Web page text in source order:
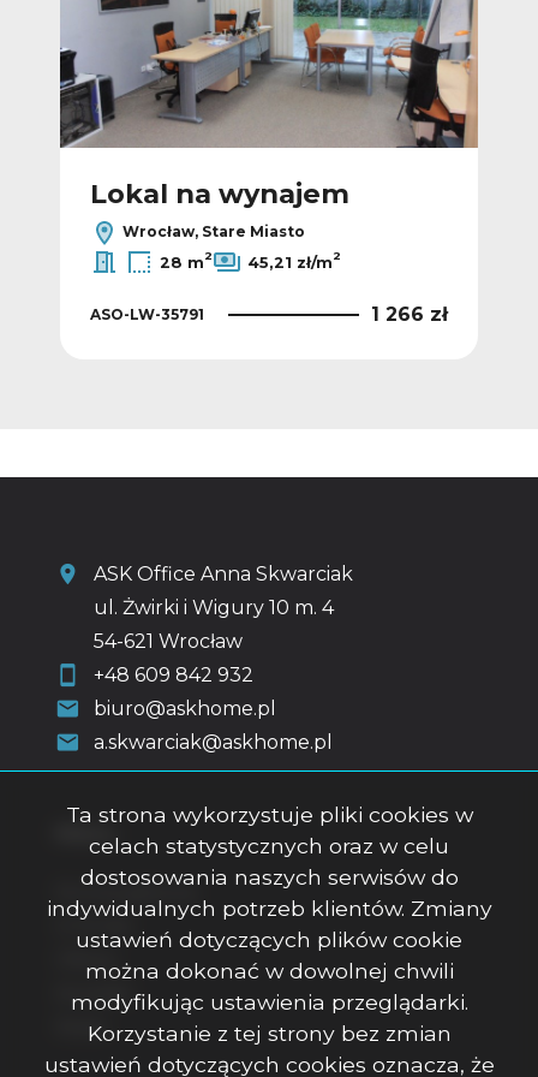
Lokal na wynajem
Wrocław, Stare Miasto
28 m2 45,21 zł/m2
ASO-LW-35791 1 266 zł
ASK Office Anna Skwarciak
ul. Żwirki i Wigury 10 m. 4
54-621 Wrocław
+48 609 842 932
biuro@askhome.pl
a.skwarciak@askhome.pl
Strona główna
O firmie
Kontakt
Rodo
Ta strona wykorzystuje pliki cookies w
celach statystycznych oraz w celu
dostosowania naszych serwisów do
indywidualnych potrzeb klientów. Zmiany
ustawień dotyczących plików cookie
można dokonać w dowolnej chwili
modyfikując ustawienia przeglądarki.
Korzystanie z tej strony bez zmian
ustawień dotyczących cookies oznacza, że